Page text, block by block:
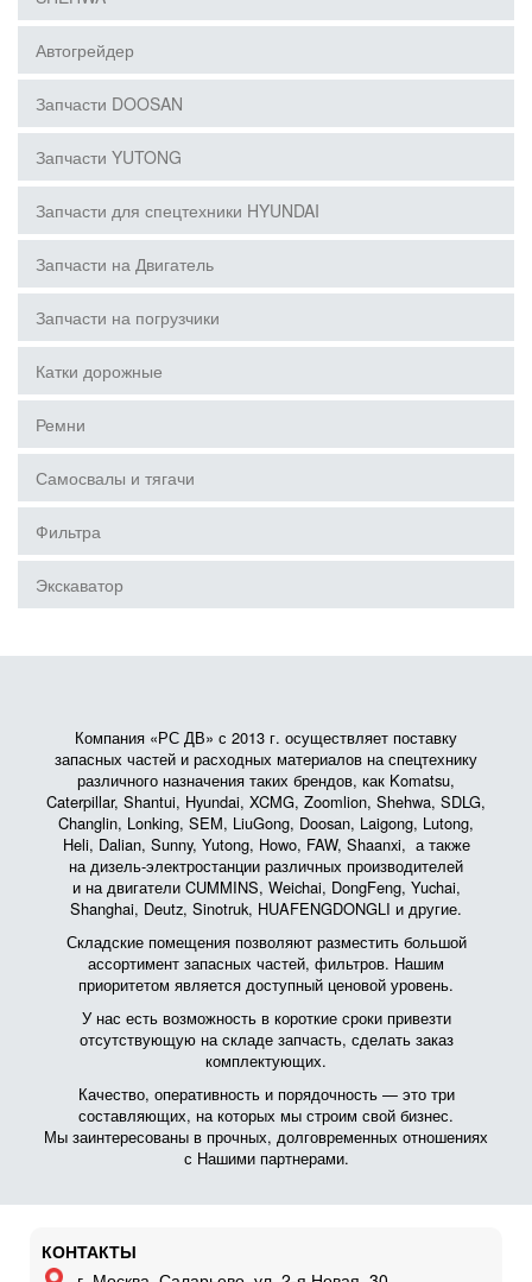
Автогрейдер
Запчасти DOOSAN
Запчасти YUTONG
Запчасти для спецтехники HYUNDAI
Запчасти на Двигатель
Запчасти на погрузчики
Катки дорожные
Ремни
Самосвалы и тягачи
Фильтра
Экскаватор
Компания «РС ДВ» с 2013 г. осуществляет поставку
запасных частей и расходных материалов на спецтехнику
различного назначения таких брендов, как Komatsu,
Caterpillar, Shantui, Hyundai, XCMG, Zoomlion, Shehwa, SDLG,
Changlin, Lonking, SEM, LiuGong, Doosan, Laigong, Lutong,
Heli, Dalian, Sunny, Yutong, Howo, FAW, Shaanxi, а также
на дизель-электростанции различных производителей
и на двигатели CUMMINS, Weichai, DongFeng, Yuchai,
Shanghai, Deutz, Sinotruk, HUAFENGDONGLI и другие.
Складские помещения позволяют разместить большой
ассортимент запасных частей, фильтров. Нашим
приоритетом является доступный ценовой уровень.
У нас есть возможность в короткие сроки привезти
отсутствующую на складе запчасть, сделать заказ
комплектующих.
Качество, оперативность и порядочность — это три
составляющих, на которых мы строим свой бизнес.
Мы заинтересованы в прочных, долговременных отношениях
с Нашими партнерами.
КОНТАКТЫ